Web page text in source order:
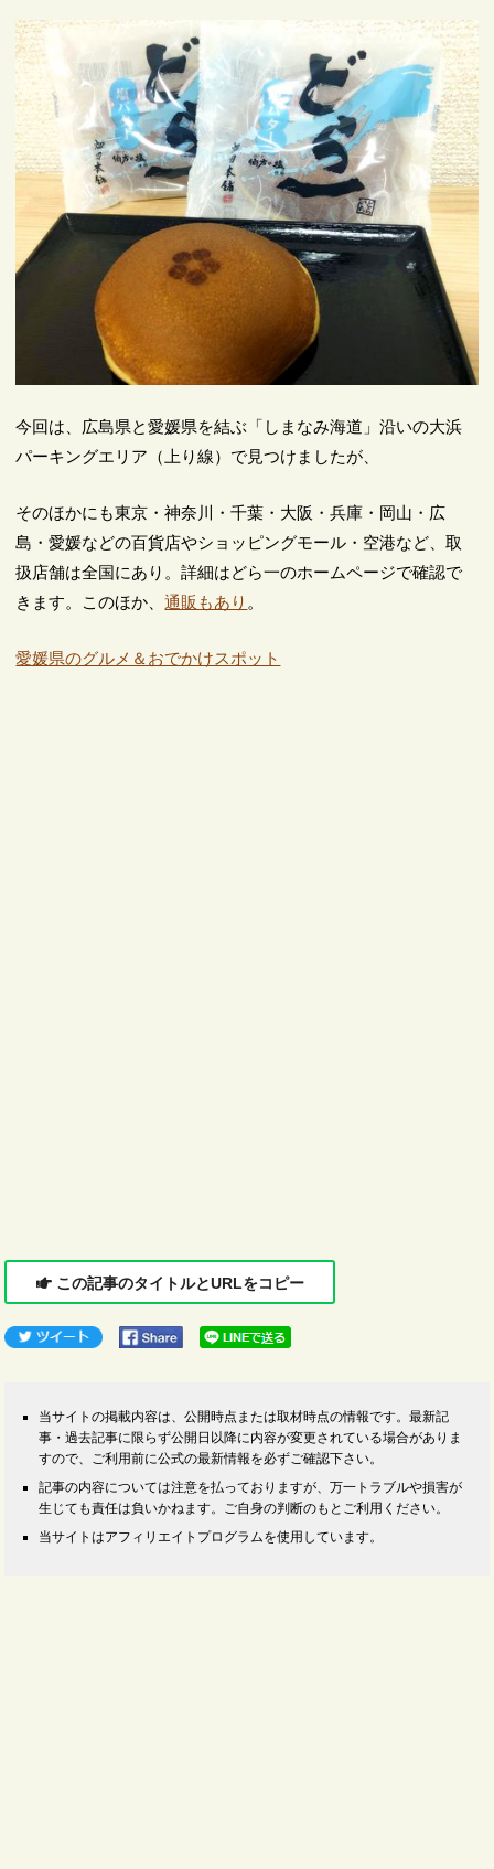
今回は、広島県と愛媛県を結ぶ「しまなみ海道」沿いの大浜
パーキングエリア（上り線）で見つけましたが、
そのほかにも東京・神奈川・千葉・大阪・兵庫・岡山・広
島・愛媛などの百貨店やショッピングモール・空港など、取
扱店舗は全国にあり。詳細はどら一のホームページで確認で
きます。このほか、通販もあり 。
愛媛県のグルメ＆おでかけスポット
この記事のタイトルとURLをコピー
当サイトの掲載内容は、公開時点または取材時点の情報です。最新記
事・過去記事に限らず公開日以降に内容が変更されている場合がありま
すので、ご利用前に公式の最新情報を必ずご確認下さい。
記事の内容については注意を払っておりますが、万一トラブルや損害が
生じても責任は負いかねます。ご自身の判断のもとご利用ください。
当サイトはアフィリエイトプログラムを使用しています。